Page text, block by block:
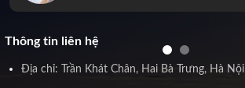
Thông tin liên hệ
Địa chỉ: Trần Khát Chân, Hai Bà Trưng, Hà Nội